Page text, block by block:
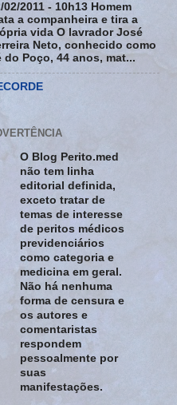
02/2011 - 10h13 Homem
a companheira e tira a
vida O lavrador José
Neto, conhecido como
do Poço, 44 anos, mat...
O Blog Perito.med
não tem linha
editorial definida,
exceto tratar de
temas de interesse
de peritos médicos
previdenciários
como categoria e
medicina em geral.
Não há nenhuma
forma de censura e
os autores e
comentaristas
respondem
pessoalmente por
suas
manifestações.